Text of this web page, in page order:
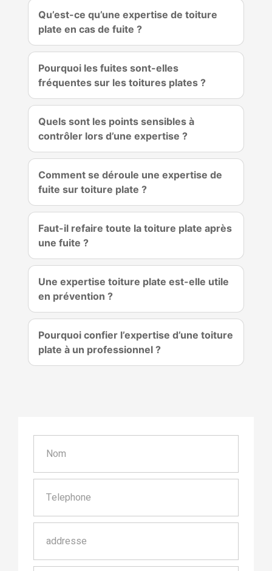
Qu’est-ce qu’une expertise de toiture
plate en cas de fuite ?
Pourquoi les fuites sont-elles
fréquentes sur les toitures plates ?
Quels sont les points sensibles à
contrôler lors d’une expertise ?
Comment se déroule une expertise de
fuite sur toiture plate ?
Faut-il refaire toute la toiture plate après
une fuite ?
Une expertise toiture plate est-elle utile
en prévention ?
Pourquoi confier l’expertise d’une toiture
plate à un professionnel ?